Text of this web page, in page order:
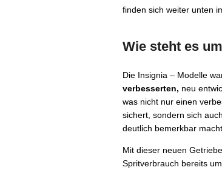
finden sich weiter unten
Wie steht es
Die Insignia – Modelle
verbesserten, neu
was nicht nur einen
sichert, sondern sich
deutlich bemerkbar macht.
Mit dieser neuen
Spritverbrauch bereits